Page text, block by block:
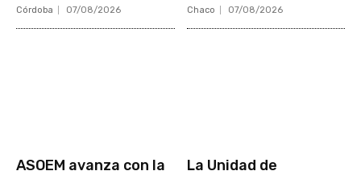
Córdoba 07/08/2026 Chaco 07/08/2026
ASOEM avanza con la
La Unidad de